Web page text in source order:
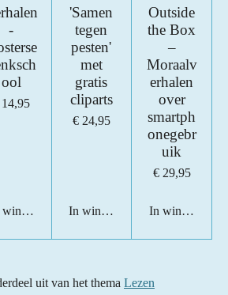
-
ool
'Samen
tegen
pesten'
met
gratis
cliparts
€ 24,95
In winkelwagen
Outside
the Box
–
Moraalv
erhalen
over
smartph
onegebr
uik
€ 29,95
In
uit van het thema Lezen